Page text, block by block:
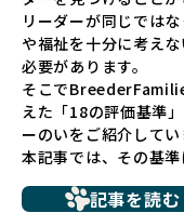
少なくありません。
の問題につながりや
は言えません。
こうした背景から、
さない直接販売を採
ペットショップを利
ん。
ペットショップを避け
リーダーが同じでは
や福祉を十分に考え
必要があります。
そこで
えた「18の評価基準
ーのいをご紹介してい
本記事では、その基
記事を読む